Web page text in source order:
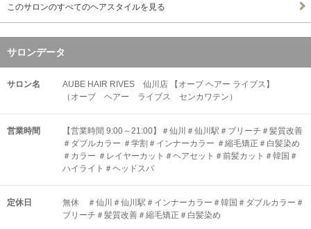
このサロンのすべてのヘアスタイルを見る
サロンデータ
サロン名
AUBE HAIR RIVES 仙川店 【オーブ ヘアー ライブス】
（オーブ ヘアー ライブス センカワテン）
営業時間
【営業時間 9:00～21:00】＃仙川＃仙川駅＃ブリーチ＃髪質改善
＃ダブルカラー ＃学割＃インナーカラー ＃縮毛矯正＃白髪染め
＃カラー ＃レイヤーカット＃ヘアセット＃前髪カット＃韓国＃
ハイライト＃ヘッドスパ
定休日
無休 ＃仙川＃仙川駅＃インナーカラー＃韓国＃ダブルカラー＃
ブリーチ＃髪質改善＃縮毛矯正＃白髪染め